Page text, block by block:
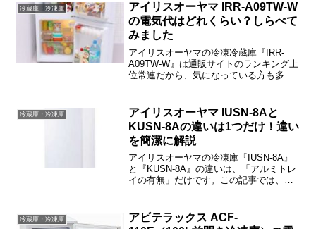
冷蔵庫・冷凍庫
アイリスオーヤマ IRR-A09TW-W
の電気代はどれくらい？しらべて
みました
アイリスオーヤマの冷凍冷蔵庫『IRR-
A09TW-W』は通販サイトのランキング上
位常連だから、気になっている方も多い
紹介しますね。アイリスオーヤマ IRR-
A...
冷蔵庫・冷凍庫
アイリスオーヤマ IUSN-8Aと
KUSN-8Aの違いは1つだけ！違い
を簡潔に解説
アイリスオーヤマの冷凍庫『IUSN-8A』
と『KUSN-8A』の違いは、「アルミトレ
イの有無」だけです。この記事では、
冷蔵庫・冷凍庫
アビテラックス ACF-